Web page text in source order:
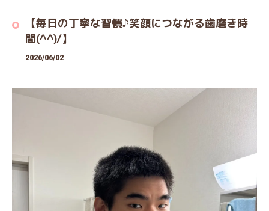
【毎日の丁寧な習慣♪笑顔につながる歯磨き時
間(^^)/】
2026/06/02